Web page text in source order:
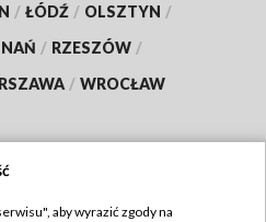
/ ŁÓDŹ / OLSZTYN /
/ RZESZÓW /
/ WROCŁAW
aby wyrazić zgody na